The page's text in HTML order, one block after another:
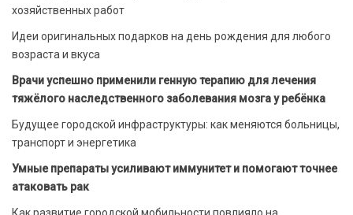
хозяйственных работ
Идеи оригинальных подарков на день рождения для любого
возраста и вкуса
Врачи успешно применили генную терапию для лечения
тяжёлого наследственного заболевания мозга у ребёнка
Будущее городской инфраструктуры: как меняются больницы,
транспорт и энергетика
Умные препараты усиливают иммунитет и помогают точнее
атаковать рак